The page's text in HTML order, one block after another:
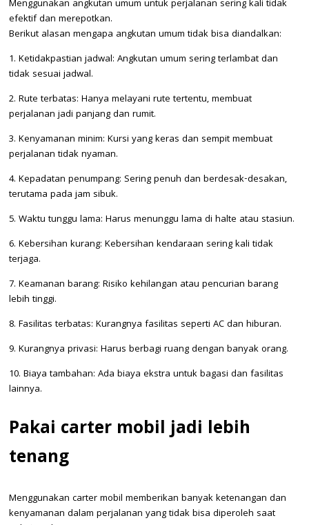
Menggunakan angkutan umum untuk perjalanan sering kali tidak
efektif dan merepotkan.
Berikut alasan mengapa angkutan umum tidak bisa diandalkan:
1. Ketidakpastian jadwal: Angkutan umum sering terlambat dan
tidak sesuai jadwal.
2. Rute terbatas: Hanya melayani rute tertentu, membuat
perjalanan jadi panjang dan rumit.
3. Kenyamanan minim: Kursi yang keras dan sempit membuat
perjalanan tidak nyaman.
4. Kepadatan penumpang: Sering penuh dan berdesak-desakan,
terutama pada jam sibuk.
5. Waktu tunggu lama: Harus menunggu lama di halte atau stasiun.
6. Kebersihan kurang: Kebersihan kendaraan sering kali tidak
terjaga.
7. Keamanan barang: Risiko kehilangan atau pencurian barang
lebih tinggi.
8. Fasilitas terbatas: Kurangnya fasilitas seperti AC dan hiburan.
9. Kurangnya privasi: Harus berbagi ruang dengan banyak orang.
10. Biaya tambahan: Ada biaya ekstra untuk bagasi dan fasilitas
lainnya.
Pakai carter mobil jadi lebih
tenang
Menggunakan carter mobil memberikan banyak ketenangan dan
kenyamanan dalam perjalanan yang tidak bisa diperoleh saat